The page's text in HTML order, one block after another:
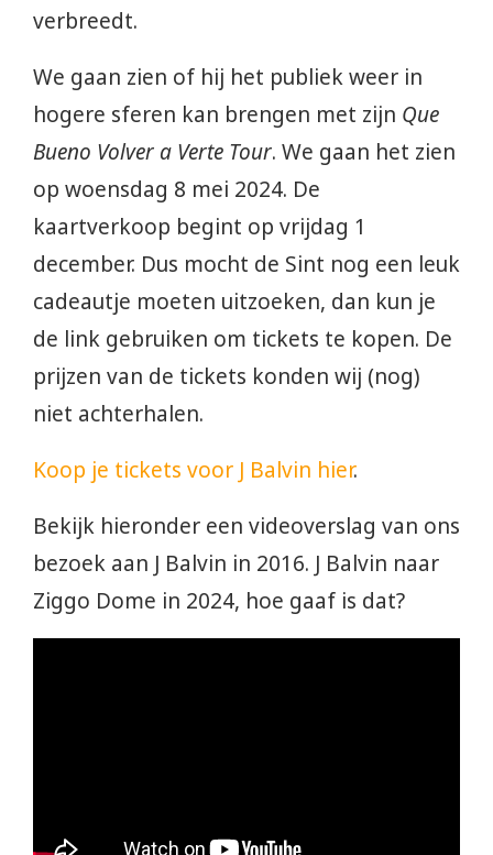
verbreedt.
We gaan zien of hij het publiek weer in
hogere sferen kan brengen met zijn Que
Bueno Volver a Verte Tour. We gaan het zien
op woensdag 8 mei 2024. De
kaartverkoop begint op vrijdag 1
december. Dus mocht de Sint nog een leuk
cadeautje moeten uitzoeken, dan kun je
de link gebruiken om tickets te kopen. De
prijzen van de tickets konden wij (nog)
niet achterhalen.
Koop je tickets voor J Balvin hier.
Bekijk hieronder een videoverslag van ons
bezoek aan J Balvin in 2016. J Balvin naar
Ziggo Dome in 2024, hoe gaaf is dat?